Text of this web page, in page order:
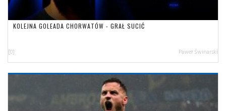
KOLEJNA GOLEADA CHORWATÓW - GRAŁ SUCIĆ
[0] Paweł Świnarski